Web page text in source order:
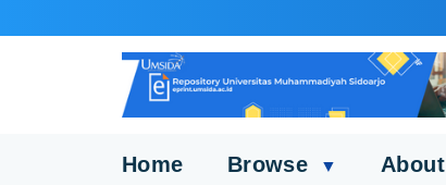
Home Browse ▼ About